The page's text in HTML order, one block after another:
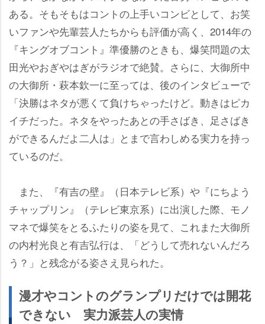
ある。そもそもはコントの上手いコンビとして、お笑
いファンや先輩芸人たちからも評価が高く、2014年の
『キングオブコント』準優勝のときも、爆笑問題の太
田光やおぎやはぎがラジオで絶賛。さらに、大御所中
の大御所・萩本欽一に至っては、後のインタビューで
「決勝はネタが悪くて負けちゃったけど。動きはピカ
イチだった。ネタをやったあとの手さばき、足さばき
ができるんだよ二人は」とまで言わしめる実力を持っ
ているのだ。
また、『有吉の壁』（日本テレビ系）や『にちよう
チャップリン』（テレビ東京系）に出演した際、モノ
マネで爆笑をとるふたりの姿を見て、これまた大御所
の内村光良と有吉弘行は、「どうして売れないんだろ
う？」と残念がる姿さえ見られた。
漫才やコントのグランプリだけでは開花
できない 実力派芸人の実情